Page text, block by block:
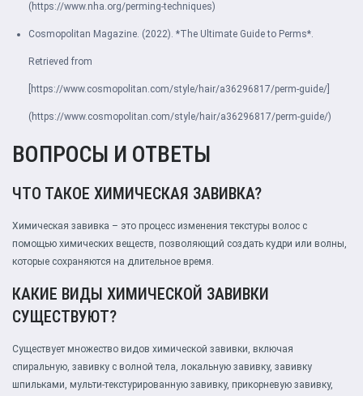
(https://www.nha.org/perming-techniques)
Cosmopolitan Magazine. (2022). *The Ultimate Guide to Perms*.
Retrieved from
[https://www.cosmopolitan.com/style/hair/a36296817/perm-guide/]
(https://www.cosmopolitan.com/style/hair/a36296817/perm-guide/)
ВОПРОСЫ И ОТВЕТЫ
ЧТО ТАКОЕ ХИМИЧЕСКАЯ ЗАВИВКА?
Химическая завивка – это процесс изменения текстуры волос с
помощью химических веществ, позволяющий создать кудри или волны,
которые сохраняются на длительное время.
КАКИЕ ВИДЫ ХИМИЧЕСКОЙ ЗАВИВКИ
СУЩЕСТВУЮТ?
Существует множество видов химической завивки, включая
спиральную, завивку с волной тела, локальную завивку, завивку
шпильками, мульти-текстурированную завивку, прикорневую завивку,